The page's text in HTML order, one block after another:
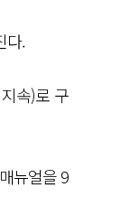
다.
속)로 구
뉴얼을 9